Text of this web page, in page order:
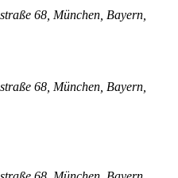
68, München, Bayern,
68, München, Bayern,